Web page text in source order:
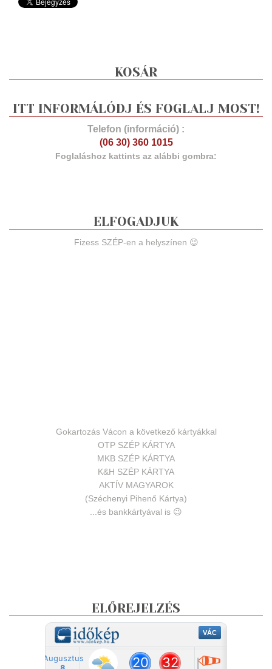
KOSÁR
ITT INFORMÁLÓDJ ÉS FOGLALJ MOST!
Telefon (információ) :
(06 30) 360 1015
Foglaláshoz kattints az alábbi gombra:
ELFOGADJUK
Fizess SZÉP-en a helyszínen 😉
Gokartozás Vácon a következő kártyákkal
OTP SZÉP KÁRTYA
MKB SZÉP KÁRTYA
K&H SZÉP KÁRTYA
AKTÍV MAGYAROK
(Széchenyi Pihenő Kártya)
...és bankkártyával is 😉
ELŐREJELZÉS